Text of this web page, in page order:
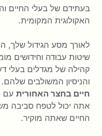
בעתידם של בעלי החיים
האקולוגית המקומית.
לאורך מסע הגידול
שיטות עבודה וחידושים
קהילה של מגדלים בעלי
והניסיון המשולבים
חיים בחצר האחורית עם
אתה יכול לטפח סביבה
החיים שאתה מוקיר.